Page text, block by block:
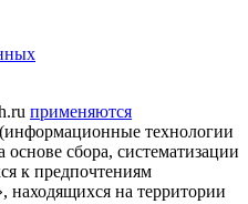
применяются
(информационные технологии
сбора, систематизации
к предпочтениям
находящихся на территории